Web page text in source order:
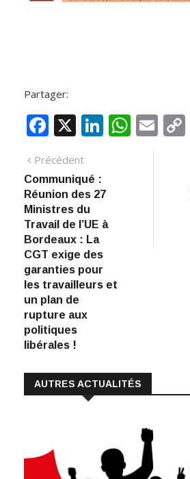
Partager:
F
e
b
o
o
k
X Li
e
dI
n
W E
Navigation
de
l’article
PrécédentArticle
précédent
Communiqué :
Réunion des 27
Ministres du
Travail de l’UE à
Bordeaux : La
CGT exige des
garanties pour
les travailleurs et
un plan de
rupture aux
politiques
libérales !
AUTRES ACTUALITÉS